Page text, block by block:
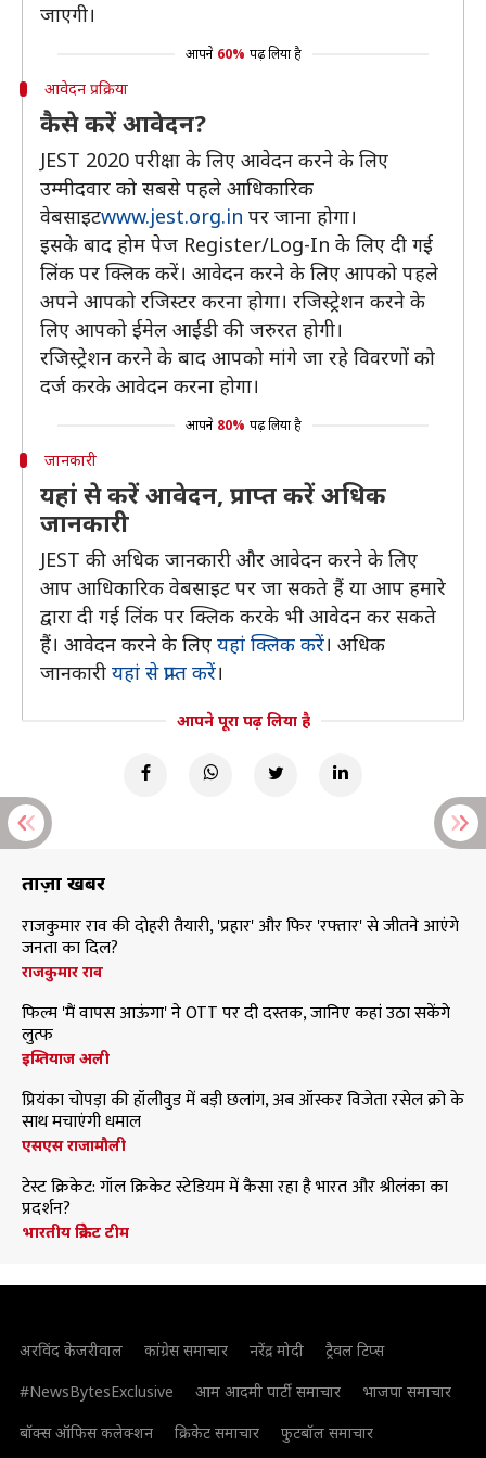
जाएगी।
आपने 60% पढ़ लिया है
आवेदन प्रक्रिया
कैसे करें आवेदन?
JEST 2020 परीक्षा के लिए आवेदन करने के लिए
उम्मीदवार को सबसे पहले आधिकारिक
वेबसाइटwww.jest.org.in पर जाना होगा।
इसके बाद होम पेज Register/Log-In के लिए दी गई
लिंक पर क्लिक करें। आवेदन करने के लिए आपको पहले
अपने आपको रजिस्टर करना होगा। रजिस्ट्रेशन करने के
लिए आपको ईमेल आईडी की जरुरत होगी।
रजिस्ट्रेशन करने के बाद आपको मांगे जा रहे विवरणों को
दर्ज करके आवेदन करना होगा।
आपने 80% पढ़ लिया है
जानकारी
यहां से करें आवेदन, प्राप्त करें अधिक
जानकारी
JEST की अधिक जानकारी और आवेदन करने के लिए
आप आधिकारिक वेबसाइट पर जा सकते हैं या आप हमारे
द्वारा दी गई लिंक पर क्लिक करके भी आवेदन कर सकते
हैं। आवेदन करने के लिए यहां क्लिक करें। अधिक
जानकारी यहां से प्राप्त करें।
आपने पूरा पढ़ लिया है
ताज़ा खबरें
राजकुमार राव की दोहरी तैयारी, 'प्रहार' और फिर 'रफ्तार' से जीतने आएंगे
जनता का दिल?
राजकुमार राव
फिल्म 'मैं वापस आऊंगा' ने OTT पर दी दस्तक, जानिए कहां उठा सकेंगे
लुत्फ
इम्तियाज अली
प्रियंका चोपड़ा की हॉलीवुड में बड़ी छलांग, अब ऑस्कर विजेता रसेल क्रो के
साथ मचाएंगी धमाल
एसएस राजामौली
टेस्ट क्रिकेट: गॉल क्रिकेट स्टेडियम में कैसा रहा है भारत और श्रीलंका का
प्रदर्शन?
भारतीय क्रिकेट टीम
अरविंद केजरीवाल कांग्रेस समाचार नरेंद्र मोदी
ट्रैवल टिप्स
#NewsBytesExclusive
आम आदमी पार्टी समाचार
भाजपा समाचार
बॉक्स ऑफिस कलेक्शन
क्रिकेट समाचार फुटबॉल समाचार